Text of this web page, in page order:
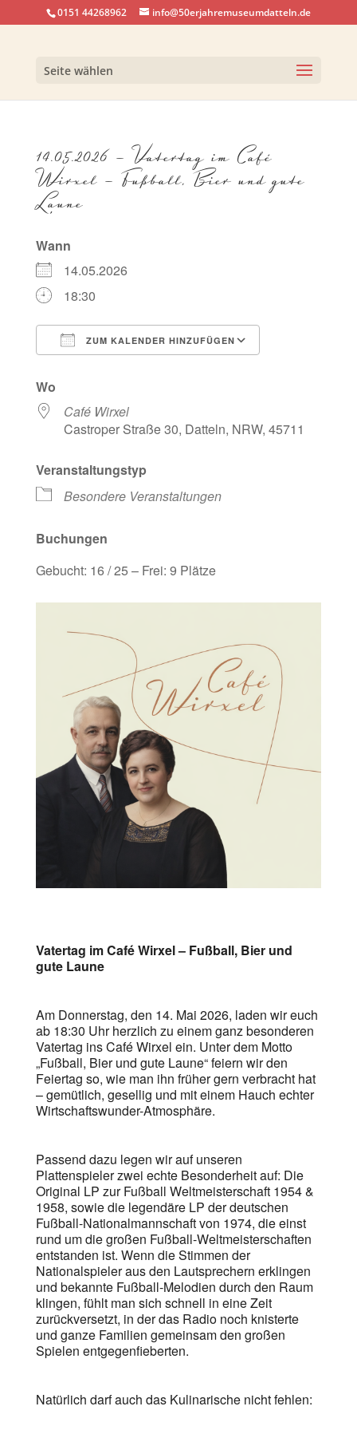
0151 44268962 info@50erjahremuseumdatteln.de
Seite wählen
14.05.2026 – Vatertag im Café
Wirxel – Fußball, Bier und gute
Laune
Wann
14.05.2026
18:30
ZUM KALENDER HINZUFÜGEN
Wo
Café Wirxel
Castroper Straße 30, Datteln, NRW, 45711
Veranstaltungstyp
Besondere Veranstaltungen
Buchungen
Gebucht: 16 / 25 – Frei: 9 Plätze
Vatertag im Café Wirxel – Fußball, Bier und
gute Laune
Am Donnerstag, den 14. Mai 2026, laden wir euch
ab 18:30 Uhr herzlich zu einem ganz besonderen
Vatertag ins Café Wirxel ein. Unter dem Motto
„Fußball, Bier und gute Laune“ feiern wir den
Feiertag so, wie man ihn früher gern verbracht hat
– gemütlich, gesellig und mit einem Hauch echter
Wirtschaftswunder-Atmosphäre.
Passend dazu legen wir auf unseren
Plattenspieler zwei echte Besonderheit auf: Die
Original LP zur Fußball Weltmeisterschaft 1954 &
1958, sowie die legendäre LP der deutschen
Fußball-Nationalmannschaft von 1974, die einst
rund um die großen Fußball-Weltmeisterschaften
entstanden ist. Wenn die Stimmen der
Nationalspieler aus den Lautsprechern erklingen
und bekannte Fußball-Melodien durch den Raum
klingen, fühlt man sich schnell in eine Zeit
zurückversetzt, in der das Radio noch knisterte
und ganze Familien gemeinsam den großen
Spielen entgegenfieberten.
Natürlich darf auch das Kulinarische nicht fehlen: